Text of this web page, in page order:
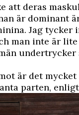
att deras
är dominant
Jag tycker
man inte är
är det
parten,